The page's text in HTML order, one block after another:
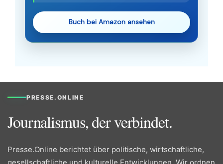
Buch bei Amazon ansehen
PRESSE.ONLINE
Journalismus, der verbindet.
Presse.Online berichtet über politische, wirtschaftliche,